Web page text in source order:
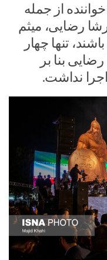
از جمله
رضایی، میثم
تنها چهار
بنا بر
اجرا نداشت.